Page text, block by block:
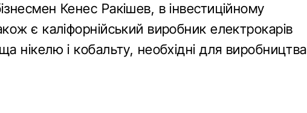
Кенес Ракішев, в інвестиційному
є каліфорнійський виробник електрокарів
нікелю і кобальту, необхідні для виробництва